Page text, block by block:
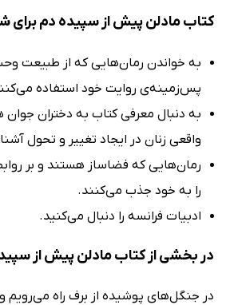
کتاب مادلن پیش از سپیده دم برای
به خواندن رمان‌هایی که از طبیعت
پس‌زمینه‌ی روایت خود استفاده
به دنبال معرفی کتاب به دختران جوان
واقعی زنان در ایجاد تغییر و تحول
رمان‌هایی که فضاساز هستند و بر روابط
را به خود جذب می‌کنند.
ادبیات فرانسه را دنبال می‌کنید.
در بخشی از کتاب مادلن پیش از
در جنگل‌های پوشیده از برف راه